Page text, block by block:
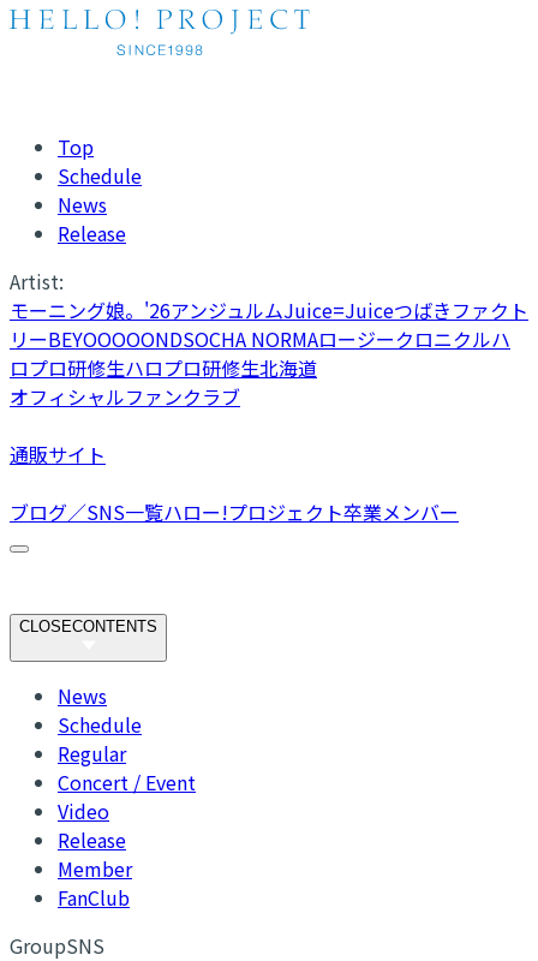
Top
Schedule
News
Release
Artist:
モーニング娘。'26アンジュルムJuice=Juiceつばきファクト
リーBEYOOOOONDSOCHA NORMAロージークロニクルハ
ロプロ研修生ハロプロ研修生北海道
オフィシャルファンクラブ
通販サイト
ブログ／SNS一覧ハロー!プロジェクト卒業メンバー
CLOSECONTENTS
News
Schedule
Regular
Concert / Event
Video
Release
Member
FanClub
GroupSNS